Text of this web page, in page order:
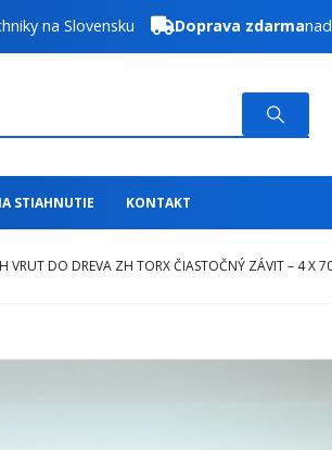
na Slovensku Doprava zdarma
STIAHNUTIE KONTAKT
VRUT DO DREVA ZH TORX ČIASTOČNÝ ZÁVIT – 4 X